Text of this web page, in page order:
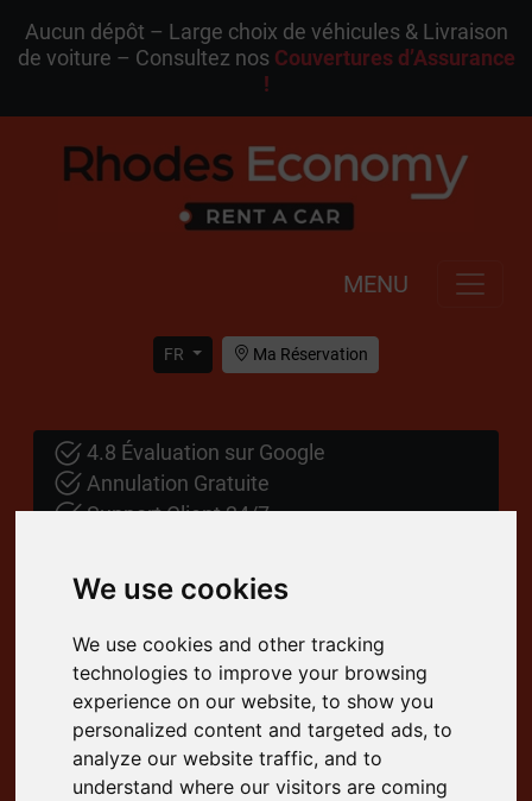
Aucun dépôt – Large choix de véhicules & Livraison
de voiture – Consultez nos Couvertures d’Assurance
!
MENU
FR Ma Réservation
4.8 Évaluation sur Google
Annulation Gratuite
Support Client 24/7
Lieu de Livraison
Date de Livraison
Heure Livraison
We use cookies
We use cookies and other tracking
technologies to improve your browsing
experience on our website, to show you
personalized content and targeted ads, to
analyze our website traffic, and to
understand where our visitors are coming